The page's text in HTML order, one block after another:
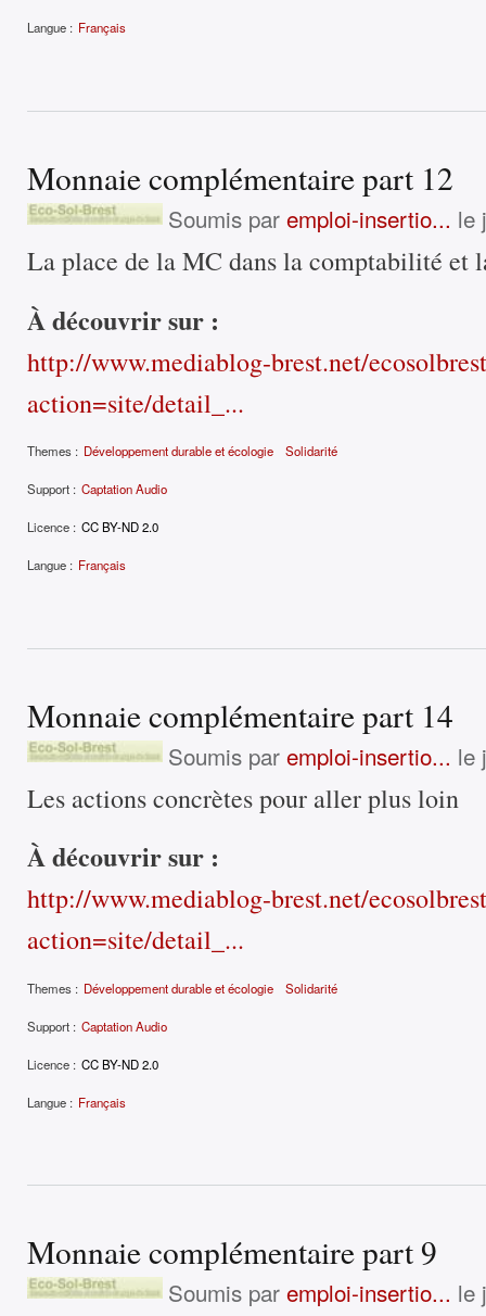
Langue : Français
Monnaie complémentaire part 12
Soumis par emploi-insertio... le
La place de la MC dans la comptabilité et
À découvrir sur :
http://www.mediablog-brest.net/
action=site/detail_...
Themes : Développement durable et écologie Solidarité
Support : Captation Audio
Licence : CC BY-ND 2.0
Langue : Français
Monnaie complémentaire part 14
Soumis par emploi-insertio... le
Les actions concrètes pour aller plus loin
À découvrir sur :
http://www.mediablog-brest.net/
action=site/detail_...
Themes : Développement durable et écologie Solidarité
Support : Captation Audio
Licence : CC BY-ND 2.0
Langue : Français
Monnaie complémentaire part 9
Soumis par emploi-insertio... le